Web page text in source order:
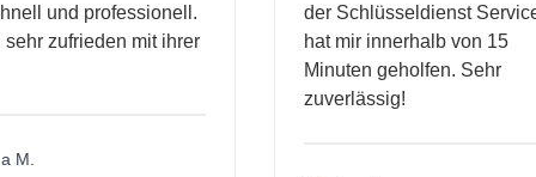
und professionell.
zufrieden mit ihrer
der Schlüsseldienst Service
hat mir innerhalb von 15
Minuten geholfen. Sehr
zuverlässig!